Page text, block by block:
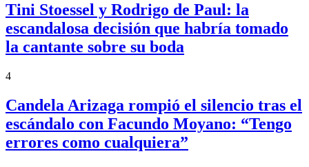
Tini Stoessel y Rodrigo de Paul: la
escandalosa decisión que habría tomado
la cantante sobre su boda
4
Candela Arizaga rompió el silencio tras el
escándalo con Facundo Moyano: “Tengo
errores como cualquiera”